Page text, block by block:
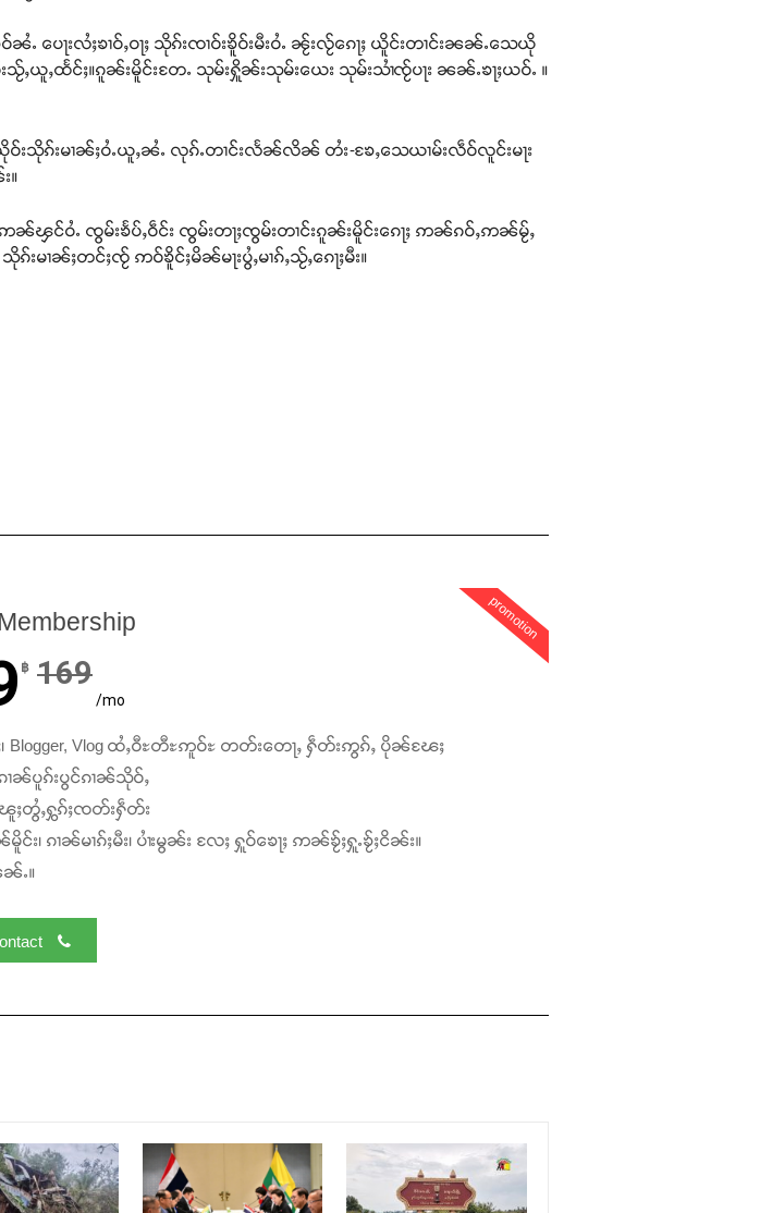
ႉ ပေႃးလႆႈၶၢဝ်ႇဝႃႈ သိုၵ်းၸၢဝ်းၶိူဝ်းမီးဝႆႉ ၼႂ်းလႂ်ၵေႃႈ ယိူင်းတၢင်းၼၼ်ႉသေယို
သႂ်ႇယူႇထႅင်ႈ။ၵူၼ်းမိူင်းတႄႉ သုမ်းႁိူၼ်းသုမ်းယေး သုမ်းသၢႆၸႂ်ပႃး ၼၼ်ႉၶႃႈယဝ်ႉ ။
းသိုၵ်းမၢၼ်ႈဝႆႉယူႇၼႆႉ လုၵ်ႉတၢင်းလႅၼ်လိၼ် တႆး-ၶႄႇသေယၢမ်းလဵဝ်လူင်းမႃး
။
င်းဢၼ်ၾင်ဝႆႉ ၸွမ်းၶႅပ်ႇဝဵင်း ၸွမ်းတႃႈၸွမ်းတၢင်းၵူၼ်းမိူင်းၵေႃႈ ဢၼ်ၵဝ်ႇဢၼ်မႂ်ႇ
မၢၼ်ႈတင်ႈၸႂ် ဢဝ်ၶိူင်ႈမိၼ်မႃးပွႆႇမၢၵ်ႇသႂ်ႇၵေႃႈမီး။
promotion
฿ 169
/mo
၊ Blogger, Vlog ထႆႇဝီႊတီႊဢူဝ်ႊ တတ်းတေႃႇ ႁဵတ်းဢွၵ်ႇ ပိုၼ်ၽႄႈ
ၢၼ်ပူၵ်းပွင်ၵၢၼ်သိုဝ်ႇ
ၽူႈတွႆႇႁွၵ်ႈၸတ်းႁဵတ်း
း၊ ၵၢၼ်မၢၵ်ႈမီး၊ ပၢႆးမွၼ်း လႄႈ ႁူဝ်ၶေႃႈ ဢၼ်ၶႂ်ႈႁူႉၶႂ်ႈငိၼ်း။
ႉ။